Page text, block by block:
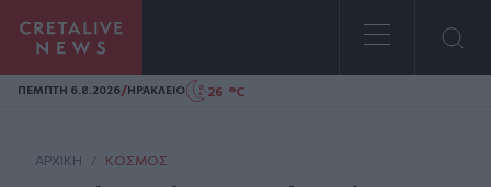
Homepage
ΠΕΜΠΤΗ 6.8.2026/ΗΡΑΚΛΕΙΟ 26 °C
ΑΡΧΙΚΗ / ΚΌΣΜΟΣ